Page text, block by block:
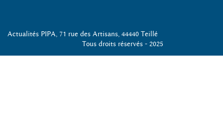
Actualités PIPA, 71 rue des Artisans, 44440 Teillé
Tous droits réservés - 2025